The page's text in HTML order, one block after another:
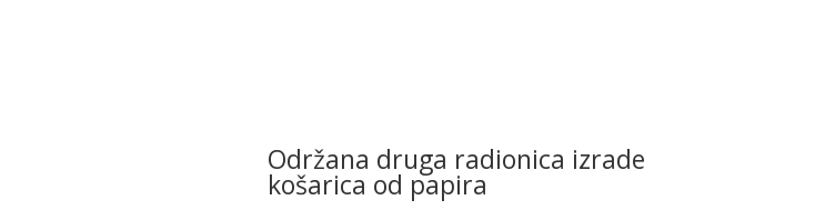
Održana druga radionica izrade
košarica od papira